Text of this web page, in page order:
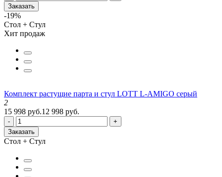
Заказать
-19%
Стол + Стул
Хит продаж
Комплект растущие парта и стул LOTT L-AMIGO серый
2
15 998 руб.12 998 руб.
-
+
Заказать
Стол + Стул